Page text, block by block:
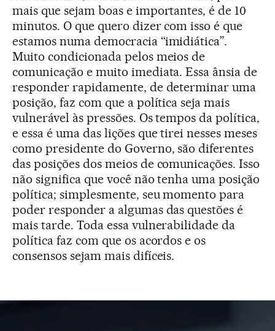
mais que sejam boas e importantes, é de 10
minutos. O que quero dizer com isso é que
estamos numa democracia “imidiática”.
Muito condicionada pelos meios de
comunicação e muito imediata. Essa ânsia de
responder rapidamente, de determinar uma
posição, faz com que a política seja mais
vulnerável às pressões. Os tempos da política,
e essa é uma das lições que tirei nesses meses
como presidente do Governo, são diferentes
das posições dos meios de comunicações. Isso
não significa que você não tenha uma posição
política; simplesmente, seu momento para
poder responder a algumas das questões é
mais tarde. Toda essa vulnerabilidade da
política faz com que os acordos e os
consensos sejam mais difíceis.